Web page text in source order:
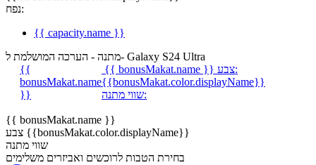
נפח:
{{ capacity.name }}
מתנה - הערכה המושלמת ל- Galaxy S24 Ultra
{{
bonusMakat.name
}}
{{ bonusMakat.name }}
צבע:
{{bonusMakat.color.displayName}}
שווי מתנה:
{{ bonusMakat.name }}
צבע {{bonusMakat.color.displayName}}
שווי מתנה
בחירת הטבות לרוכשים ואביזרים משלימים